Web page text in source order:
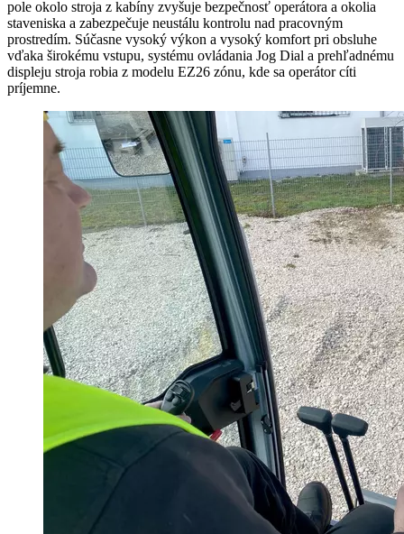
pole okolo stroja z kabíny zvyšuje bezpečnosť operátora a okolia
staveniska a zabezpečuje neustálu kontrolu nad pracovným
prostredím. Súčasne vysoký výkon a vysoký komfort pri obsluhe
vďaka širokému vstupu, systému ovládania Jog Dial a prehľadnému
displeju stroja robia z modelu EZ26 zónu, kde sa operátor cíti
príjemne.